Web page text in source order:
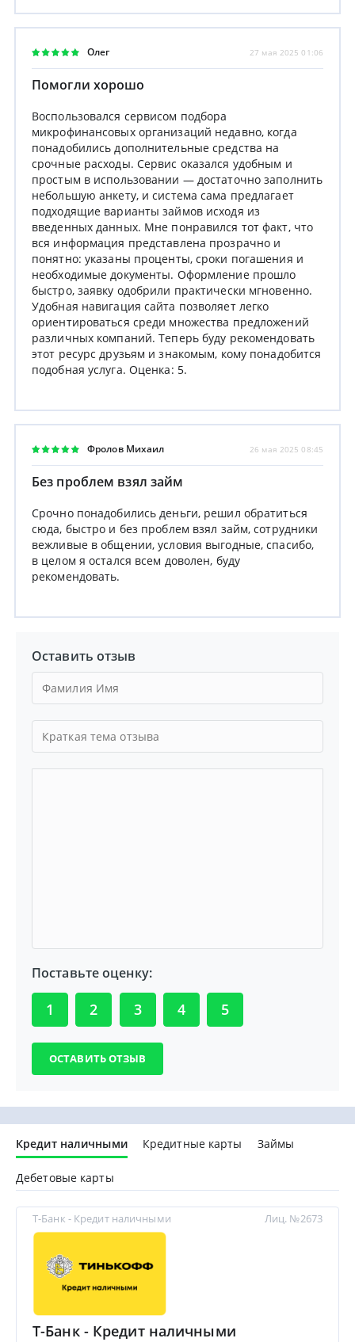
Олег 27 мая 2025 01:06
Помогли хорошо
Воспользовался сервисом подбора
микрофинансовых организаций недавно, когда
понадобились дополнительные средства на
срочные расходы. Сервис оказался удобным и
простым в использовании — достаточно заполнить
небольшую анкету, и система сама предлагает
подходящие варианты займов исходя из
введенных данных. Мне понравился тот факт, что
вся информация представлена прозрачно и
понятно: указаны проценты, сроки погашения и
необходимые документы. Оформление прошло
быстро, заявку одобрили практически мгновенно.
Удобная навигация сайта позволяет легко
ориентироваться среди множества предложений
различных компаний. Теперь буду рекомендовать
этот ресурс друзьям и знакомым, кому понадобится
подобная услуга. Оценка: 5.
Фролов Михаил 26 мая 2025 08:45
Без проблем взял займ
Срочно понадобились деньги, решил обратиться
сюда, быстро и без проблем взял займ, сотрудники
вежливые в общении, условия выгодные, спасибо,
в целом я остался всем доволен, буду
рекомендовать.
Оставить отзыв
Поставьте оценку:
1 2 3 4 5
Кредит наличными Кредитные карты Займы
Дебетовые карты
Т-Банк - Кредит наличными
Т-Банк - Кредит наличными
Лиц. №2673